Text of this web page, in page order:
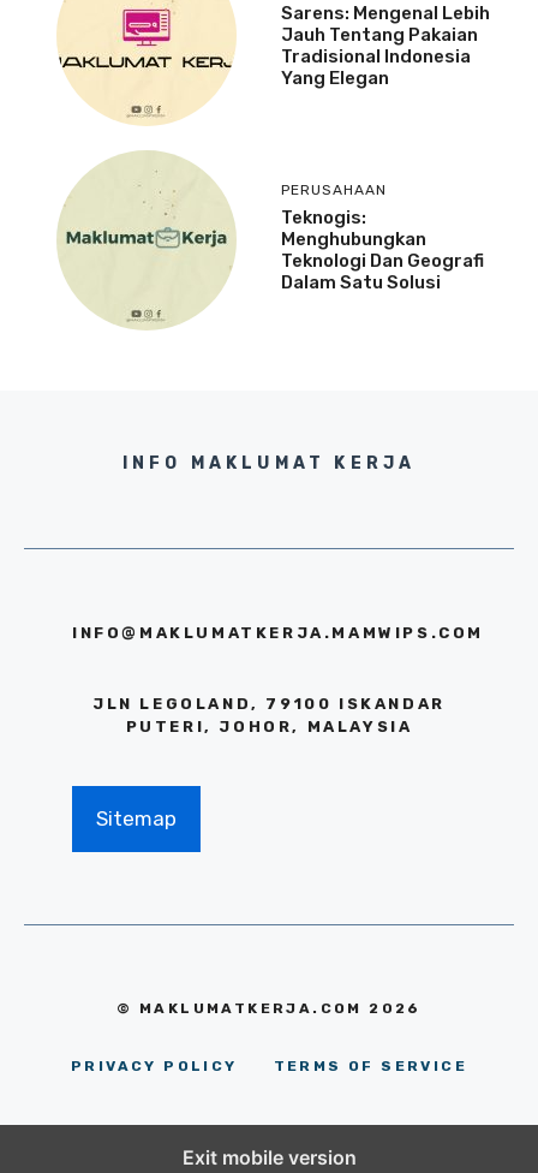
Sarens: Mengenal Lebih
Jauh Tentang Pakaian
Tradisional Indonesia
Yang Elegan
PERUSAHAAN
Teknogis:
Menghubungkan
Teknologi Dan Geografi
Dalam Satu Solusi
INFO MAKLUMAT KERJA
INFO@MAKLUMATKERJA.MAMWIPS.COM
JLN LEGOLAND, 79100 ISKANDAR
PUTERI, JOHOR, MALAYSIA
Sitemap
© MAKLUMATKERJA.COM 2026
PRIVACY POLICY TERMS OF SERVICE
Exit mobile version